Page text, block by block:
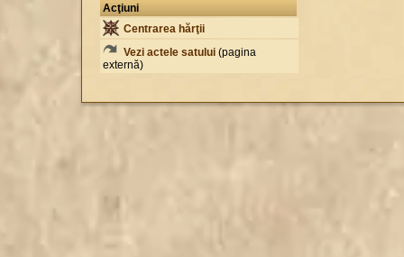
Acţiuni
Centrarea hărţii
Vezi actele satului (pagina
externă)